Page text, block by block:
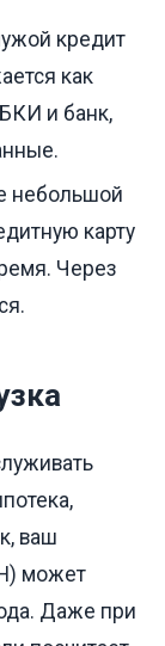
кредит
как
и банк,
небольшой
карту
Через
ваш
может
Даже при